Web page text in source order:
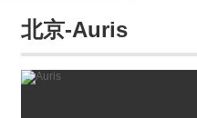
北京-Auris